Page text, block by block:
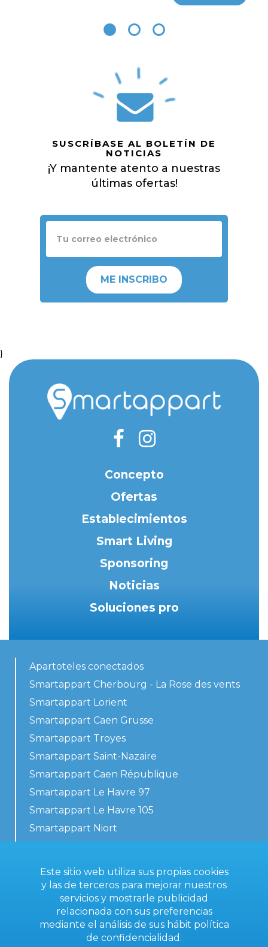
SUSCRÍBASE AL BOLETÍN DE
NOTICIAS
¡Y mantente atento a nuestras
últimas ofertas!
ME INSCRIBO
}
Concepto
Ofertas
Establecimientos
Smart Living
Sponsoring
Noticias
Soluciones pro
Apartoteles conectados
Smartappart Cherbourg - La Rose des vents
Smartappart Lorient
Smartappart Caen Grusse
Smartappart Troyes
Smartappart Saint-Nazaire
Smartappart Caen République
Smartappart Le Havre 97
Smartappart Le Havre 105
Smartappart Niort
Contacta con nosotros
Condiciones generales
Este sitio web utiliza sus propias cookies
y las de terceros para mejorar nuestros
servicios y mostrarle publicidad
relacionada con sus preferencias
mediante el análisis de sus hábit política
de confidencialidad .